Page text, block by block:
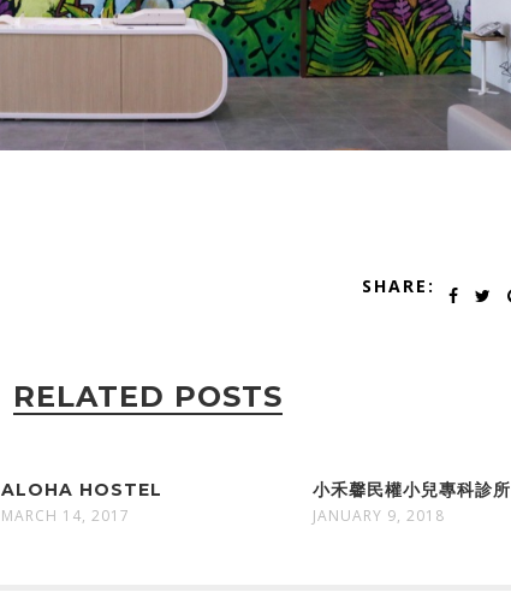
SHARE:
RELATED POSTS
ALOHA HOSTEL
MARCH 14, 2017
小禾馨民權小兒專科診所
JANUARY 9, 2018